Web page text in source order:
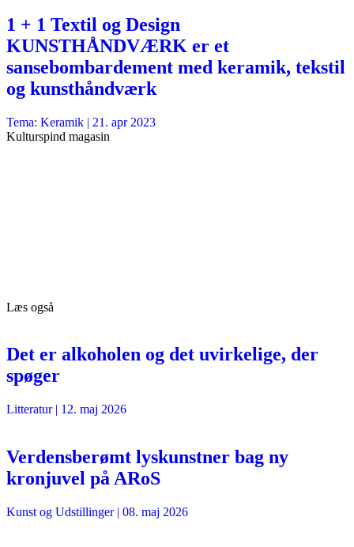
1 + 1 Textil og Design
KUNSTHÅNDVÆRK er et
sansebombardement med keramik, tekstil
og kunsthåndværk
Tema: Keramik | 21. apr 2023
Kulturspind magasin
Læs også
Det er alkoholen og det uvirkelige, der
spøger
Litteratur| 12. maj 2026
Verdensberømt lyskunstner bag ny
kronjuvel på ARoS
Kunst og Udstillinger| 08. maj 2026